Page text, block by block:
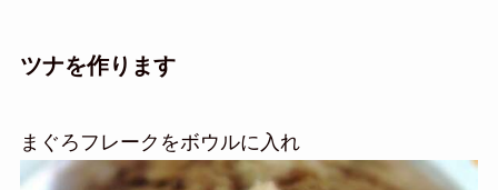
ツナを作ります
まぐろフレークをボウルに入れ